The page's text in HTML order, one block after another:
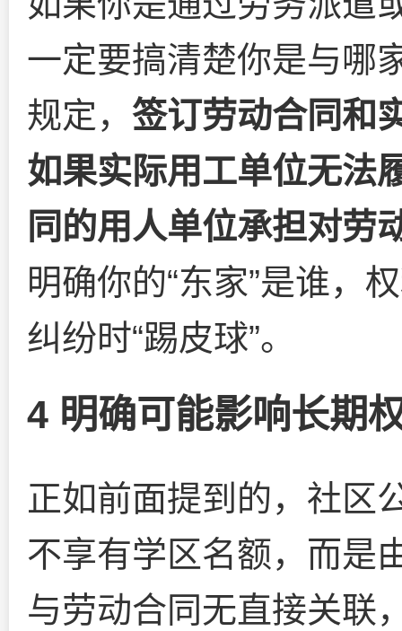
一定要搞清楚你是与哪
规定， 签订劳动合同和
如果实际用工单位无法
同的用人单位承担对劳
明确你的“东家”是谁，
纠纷时“踢皮球”。
4 明确可能影响长期
正如前面提到的，社区
不享有学区名额，而是
与劳动合同无直接关联